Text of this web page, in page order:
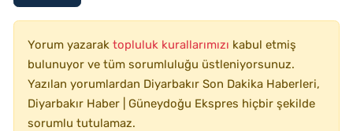
Yorum yazarak topluluk kurallarımızı kabul etmiş
bulunuyor ve tüm sorumluluğu üstleniyorsunuz.
Yazılan yorumlardan Diyarbakır Son Dakika Haberleri,
Diyarbakır Haber | Güneydoğu Ekspres hiçbir şekilde
sorumlu tutulamaz.